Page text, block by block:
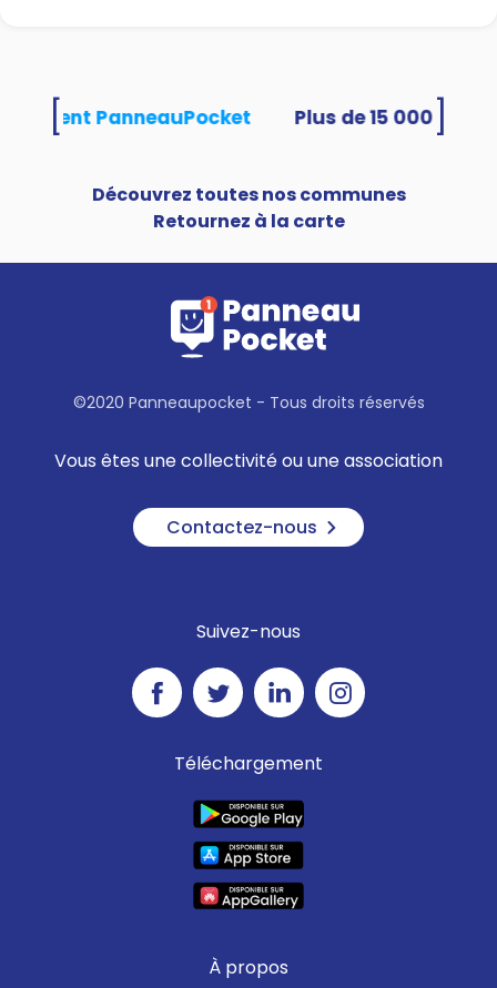
PanneauPocket
Découvrez toutes nos communes
Retournez à la carte
©2020 Panneaupocket - Tous droits réservés
Vous êtes une collectivité ou une association
Contactez-nous
Suivez-nous
Téléchargement
À propos